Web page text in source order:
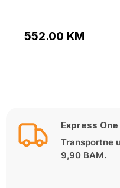
552.00 KM
Express
Transportne
9,90 BAM.